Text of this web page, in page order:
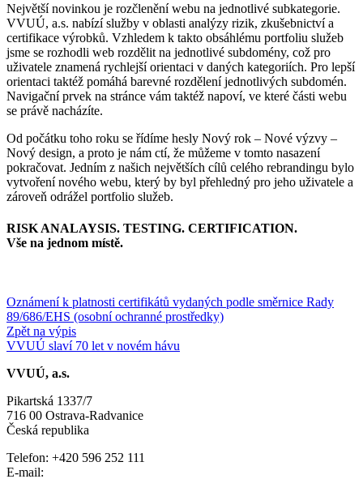
Největší novinkou je rozčlenění webu na jednotlivé subkategorie.
VVUÚ, a.s. nabízí služby v oblasti analýzy rizik, zkušebnictví a
certifikace výrobků. Vzhledem k takto obsáhlému portfoliu služeb
jsme se rozhodli web rozdělit na jednotlivé subdomény, což pro
uživatele znamená rychlejší orientaci v daných kategoriích. Pro lepší
orientaci taktéž pomáhá barevné rozdělení jednotlivých subdomén.
Navigační prvek na stránce vám taktéž napoví, ve které části webu
se právě nacházíte.
Od počátku toho roku se řídíme hesly Nový rok – Nové výzvy –
Nový design, a proto je nám ctí, že můžeme v tomto nasazení
pokračovat. Jedním z našich největších cílů celého rebrandingu bylo
vytvoření nového webu, který by byl přehledný pro jeho uživatele a
zároveň odrážel portfolio služeb.
RISK ANALAYSIS. TESTING. CERTIFICATION.
Vše na jednom místě.
Oznámení k platnosti certifikátů vydaných podle směrnice Rady
89/686/EHS (osobní ochranné prostředky)
Zpět na výpis
VVUÚ slaví 70 let v novém hávu
VVUÚ, a.s.
Pikartská 1337/7
716 00 Ostrava-Radvanice
Česká republika
Telefon: +420 596 252 111
E-mail: